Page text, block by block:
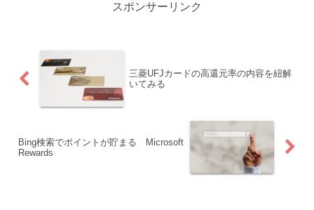
スポンサーリンク
三菱UFJカードの高還元率の内容を紐解
いてみる
Bing検索でポイントが貯まる Microsoft
Rewards